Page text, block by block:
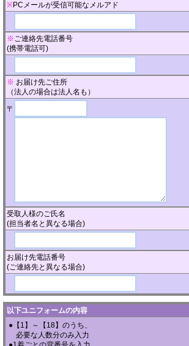
※PCメールが受信可能なメルアド
※ご連絡先電話番号
(携帯電話可)
※ お届け先ご住所
（法人の場合は法人名も）
〒
受取人様のご氏名
(担当者名と異なる場合)
お届け先電話番号
(ご連絡先と異なる場合)
以下ユニフォームの内容
●【1】～【18】のうち、
必要な人数分のみ入力